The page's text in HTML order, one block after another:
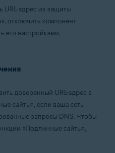
— 32- или 64-разрядная версия
— 32- или 64-разрядная версия
URL-адрес из защиты
отключить компонент
его настройками.
доверенный URL-адрес в
сайты», если ваша сеть
запросы DNS. Чтобы
«Подлинные сайты»,